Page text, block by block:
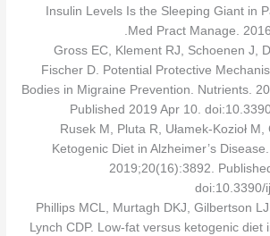
Insulin Levels Is the Sleeping Giant in
Med Pract Manage.
Gross EC, Klement RJ, Schoenen J,
Fischer D. Potential Protective
Bodies in Migraine Prevention. Nutrients.
Published 2019 Apr 10.
Rusek M, Pluta R, Ułamek-Kozioł M,
Ketogenic Diet in Alzheimer’s
2019;20(16):3892.
doi:10.3390/
Phillips MCL, Murtagh DKJ, Gilbertson
Lynch CDP. Low-fat versus ketogenic diet